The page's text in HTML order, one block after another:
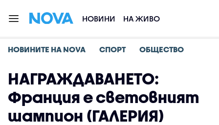
НОВИНИ НА ЖИВО
НОВИНИТЕ НА NOVA СПОРТ ОБЩЕСТВО
НАГРАЖДАВАНЕТО:
Франция е световният
шампион (ГАЛЕРИЯ)